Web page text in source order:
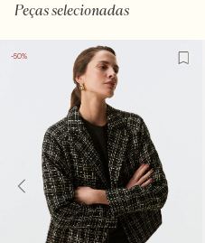
Peças selecionadas
-50%